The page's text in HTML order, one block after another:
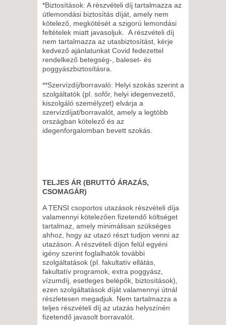
*Biztosítások: A részvételi díj tartalmazza az
útlemondási biztosítás díját, amely nem
kötelező, megkötését a szigorú lemondási
feltételek miatt javasoljuk. A részvételi díj
nem tartalmazza az utasbiztosítást, kérje
kedvező ajánlatunkat Covid fedezettel
rendelkező betegség-, baleset- és
poggyászbiztosításra.
**Szervízdíj/borravaló: Helyi szokás szerint a
szolgáltatók (pl. sofőr, helyi idegenvezető,
kiszolgáló személyzet) elvárja a
szervízdíjat/borravalót, amely a legtöbb
országban kötelező és az
idegenforgalomban bevett szokás.
TELJES ÁR (BRUTTÓ ÁRAZÁS,
CSOMAGÁR)
A TENSI csoportos utazások részvételi díja
valamennyi kötelezően fizetendő költséget
tartalmaz, amely minimálisan szükséges
ahhoz, hogy az utazó részt tudjon venni az
utazáson. A részvételi díjon felül egyéni
igény szerint foglalhatók további
szolgáltatások (pl. fakultatív ellátás,
fakultatív programok, extra poggyász,
vízumdíj, esetleges belépők, biztosítások),
ezen szolgáltatások díját valamennyi útnál
részletesen megadjuk. Nem tartalmazza a
teljes részvételi díj az utazás helyszínén
fizetendő javasolt borravalót.